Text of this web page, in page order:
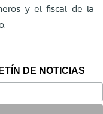
y el fiscal de la
DE NOTICIAS